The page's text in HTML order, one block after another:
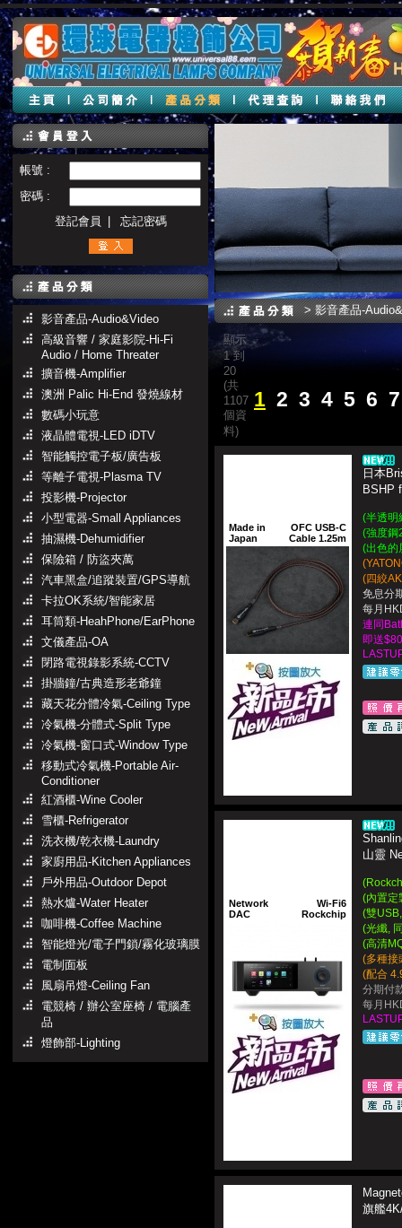
帳號 :
密碼 :
登記會員
忘記密碼
影音產品-Audio&Video
高級音響 / 家庭影院-Hi-Fi
Audio / Home Threater
擴音機-Amplifier
澳洲 Palic Hi-End 發燒線材
數碼小玩意
液晶體電視-LED iDTV
智能觸控電子板/廣告板
等離子電視-Plasma TV
投影機-Projector
小型電器-Small Appliances
抽濕機-Dehumidifier
保險箱 / 防盜夾萬
汽車黑盒/追蹤裝置/GPS導航
卡拉OK系統/智能家居
耳筒類-HeahPhone/EarPhone
文儀產品-OA
閉路電視錄影系統-CCTV
掛牆鐘/古典造形老爺鐘
藏天花分體冷氣-Ceiling Type
冷氣機-分體式-Split Type
冷氣機-窗口式-Window Type
移動式冷氣機-Portable Air-
Conditioner
紅酒櫃-Wine Cooler
雪櫃-Refrigerator
洗衣機/乾衣機-Laundry
家廚用品-Kitchen Appliances
戶外用品-Outdoor Depot
熱水爐-Water Heater
咖啡機-Coffee Machine
智能燈光/電子門鎖/霧化玻璃膜
電制面板
風扇吊燈-Ceiling Fan
電競椅 / 辦公室座椅 / 電腦產
品
燈飾部-Lighting
>影音產品-
顯示
1 到
20
(共
1107
個資
料)
1 2 3 4 5 6 7
Made in
Japan
OFC USB-C
Cable 1.25m
日本
BSHP
(半透明
(強度鋼
(出色的
(四絞
免息分
每月
連同
即送
Network
DAC
Wi-Fi6
Rockchip
山靈
(內置定
(雙
(光纖,
(高清
(多種接
(配合
分期付
每月
旗艦